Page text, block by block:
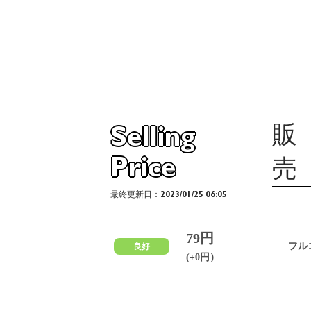
Selling
Price
販
売
最終更新日：2023/01/25 06:05
良好
79円
(±0円）
フル